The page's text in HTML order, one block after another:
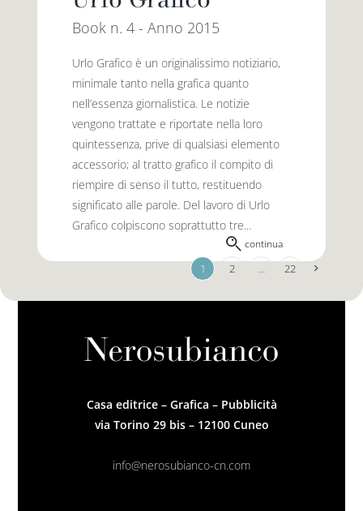
Book n. 4 - Anno 2015
Urlo Grafico è un originalissimo notiziario,
minimale tanto nella grafica quanto
nell’essenza giornalistica. Le notizie
vengono trattate e riportate nella loro
quintessenza, prive di qualsiasi elemento
accessorio; al tratto grafico il compito di
riempire di senso il tutto, restituendo
significato alle parole. Del lavoro di Urlo
Grafico colpiscono soprattutto tre...
continua
1 2 … 22
Casa editrice – Grafica – Pubblicità
via Torino 29 bis – 12100 Cuneo
info@nerosubianco-cn.com